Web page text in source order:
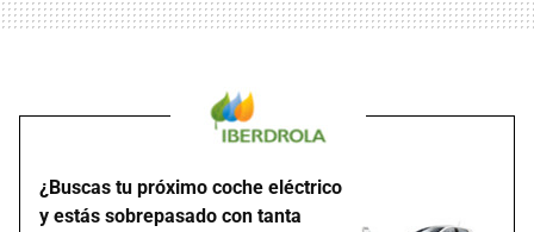
¿Buscas tu próximo coche eléctrico
y estás sobrepasado con tanta